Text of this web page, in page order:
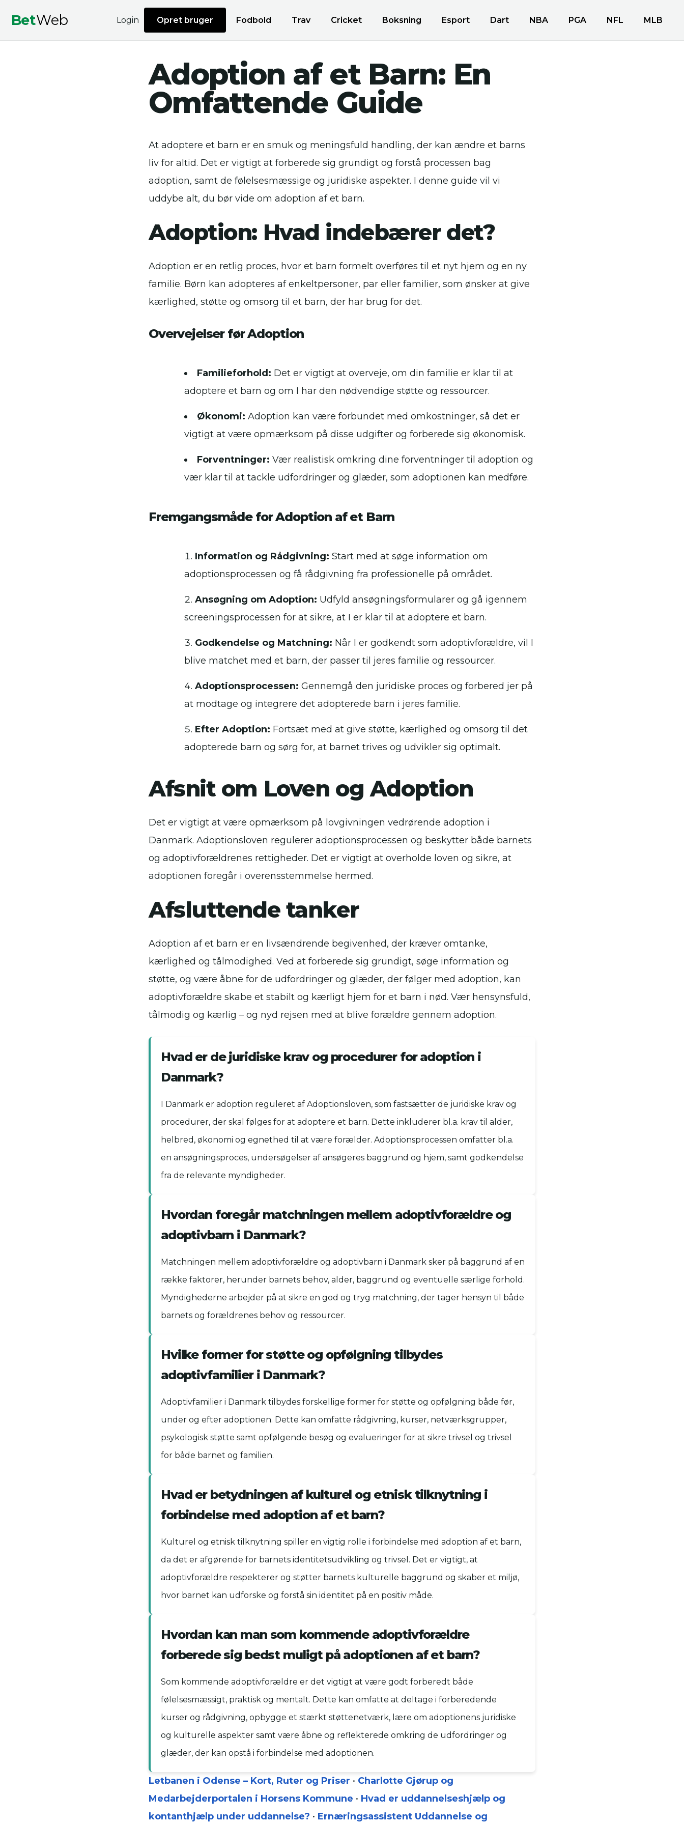
BetWeb Fodbold Trav Cricket Boksning Esport Dart NBA PGA NFL MLB
Login Opret bruger
Adoption af et Barn: En
Omfattende Guide
At adoptere et barn er en smuk og meningsfuld handling, der kan ændre et barns
liv for altid. Det er vigtigt at forberede sig grundigt og forstå processen bag
adoption, samt de følelsesmæssige og juridiske aspekter. I denne guide vil vi
uddybe alt, du bør vide om adoption af et barn.
Adoption: Hvad indebærer det?
Adoption er en retlig proces, hvor et barn formelt overføres til et nyt hjem og en ny
familie. Børn kan adopteres af enkeltpersoner, par eller familier, som ønsker at give
kærlighed, støtte og omsorg til et barn, der har brug for det.
Overvejelser før Adoption
Familieforhold: Det er vigtigt at overveje, om din familie er klar til at
adoptere et barn og om I har den nødvendige støtte og ressourcer.
Økonomi: Adoption kan være forbundet med omkostninger, så det er
vigtigt at være opmærksom på disse udgifter og forberede sig økonomisk.
Forventninger: Vær realistisk omkring dine forventninger til adoption og
vær klar til at tackle udfordringer og glæder, som adoptionen kan medføre.
Fremgangsmåde for Adoption af et Barn
Information og Rådgivning: Start med at søge information om
adoptionsprocessen og få rådgivning fra professionelle på området.
Ansøgning om Adoption: Udfyld ansøgningsformularer og gå igennem
screeningsprocessen for at sikre, at I er klar til at adoptere et barn.
Godkendelse og Matchning: Når I er godkendt som adoptivforældre, vil I
blive matchet med et barn, der passer til jeres familie og ressourcer.
Adoptionsprocessen: Gennemgå den juridiske proces og forbered jer på
at modtage og integrere det adopterede barn i jeres familie.
Efter Adoption: Fortsæt med at give støtte, kærlighed og omsorg til det
adopterede barn og sørg for, at barnet trives og udvikler sig optimalt.
Afsnit om Loven og Adoption
Det er vigtigt at være opmærksom på lovgivningen vedrørende adoption i
Danmark. Adoptionsloven regulerer adoptionsprocessen og beskytter både barnets
og adoptivforældrenes rettigheder. Det er vigtigt at overholde loven og sikre, at
adoptionen foregår i overensstemmelse hermed.
Afsluttende tanker
Adoption af et barn er en livsændrende begivenhed, der kræver omtanke,
kærlighed og tålmodighed. Ved at forberede sig grundigt, søge information og
støtte, og være åbne for de udfordringer og glæder, der følger med adoption, kan
adoptivforældre skabe et stabilt og kærligt hjem for et barn i nød. Vær hensynsfuld,
tålmodig og kærlig – og nyd rejsen med at blive forældre gennem adoption.
Hvad er de juridiske krav og procedurer for adoption i
Danmark?
I Danmark er adoption reguleret af Adoptionsloven, som fastsætter de juridiske krav og
procedurer, der skal følges for at adoptere et barn. Dette inkluderer bl.a. krav til alder,
helbred, økonomi og egnethed til at være forælder. Adoptionsprocessen omfatter bl.a.
en ansøgningsproces, undersøgelser af ansøgeres baggrund og hjem, samt godkendelse
fra de relevante myndigheder.
Hvordan foregår matchningen mellem adoptivforældre og
adoptivbarn i Danmark?
Matchningen mellem adoptivforældre og adoptivbarn i Danmark sker på baggrund af en
række faktorer, herunder barnets behov, alder, baggrund og eventuelle særlige forhold.
Myndighederne arbejder på at sikre en god og tryg matchning, der tager hensyn til både
barnets og forældrenes behov og ressourcer.
Hvilke former for støtte og opfølgning tilbydes
adoptivfamilier i Danmark?
Adoptivfamilier i Danmark tilbydes forskellige former for støtte og opfølgning både før,
under og efter adoptionen. Dette kan omfatte rådgivning, kurser, netværksgrupper,
psykologisk støtte samt opfølgende besøg og evalueringer for at sikre trivsel og trivsel
for både barnet og familien.
Hvad er betydningen af kulturel og etnisk tilknytning i
forbindelse med adoption af et barn?
Kulturel og etnisk tilknytning spiller en vigtig rolle i forbindelse med adoption af et barn,
da det er afgørende for barnets identitetsudvikling og trivsel. Det er vigtigt, at
adoptivforældre respekterer og støtter barnets kulturelle baggrund og skaber et miljø,
hvor barnet kan udforske og forstå sin identitet på en positiv måde.
Hvordan kan man som kommende adoptivforældre
forberede sig bedst muligt på adoptionen af et barn?
Som kommende adoptivforældre er det vigtigt at være godt forberedt både
følelsesmæssigt, praktisk og mentalt. Dette kan omfatte at deltage i forberedende
kurser og rådgivning, opbygge et stærkt støttenetværk, lære om adoptionens juridiske
og kulturelle aspekter samt være åbne og reflekterede omkring de udfordringer og
glæder, der kan opstå i forbindelse med adoptionen.
Letbanen i Odense – Kort, Ruter og Priser • Charlotte Gjørup og
Medarbejderportalen i Horsens Kommune • Hvad er uddannelseshjælp og
kontanthjælp under uddannelse? • Ernæringsassistent Uddannelse og